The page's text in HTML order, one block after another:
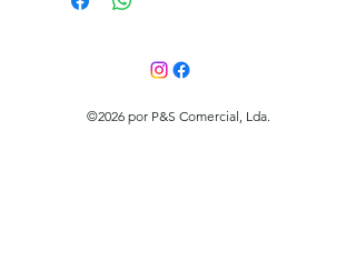
©2026 por P&S Comercial, Lda.